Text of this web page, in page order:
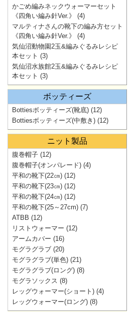
かごめ編みネックウォーマーセット
《四角い編み針Ver.》
(4)
マルティナさんの靴下の編み方セット
《四角い編み針Ver.》
(4)
気仙沼動物園2玉&編みぐるみレシピ
本セット (3)
気仙沼水族館2玉&編みぐるみレシピ
本セット (3)
ボッティーズ
Bottiesボッティーズ(靴底) (12)
Bottiesボッティーズ(中敷き) (12)
ニット製品
腹巻帽子 (12)
腹巻帽子(オンパレード) (4)
平和の靴下(22㎝) (12)
平和の靴下(23㎝) (12)
平和の靴下(24㎝) (12)
平和の靴下(25～27cm) (7)
ATBB (12)
リストウォーマー (12)
アームカバー (16)
モグラグラブ (20)
モグラグラブ(単色) (21)
モグラグラブ(ロング) (8)
モグラソックス (8)
レッグウォーマー(ショート) (4)
レッグウォーマー(ロング) (8)